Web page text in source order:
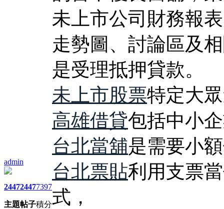
admin
2447
主題
2447
帖子
7397
積分
未上市公司財務報
走勢圖、討論區及
是受理抵押貸款。
未上市股票特定大
高雄借貸包括中小
台北當舖是需要小
台北票貼利用支票
式，